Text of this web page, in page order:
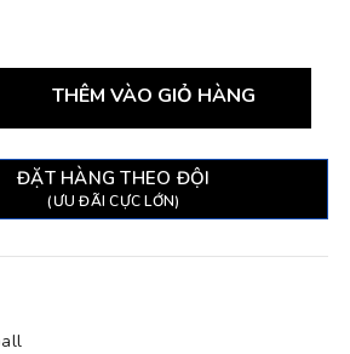
THÊM VÀO GIỎ HÀNG
ĐẶT HÀNG THEO ĐỘI
(ƯU ĐÃI CỰC LỚN)